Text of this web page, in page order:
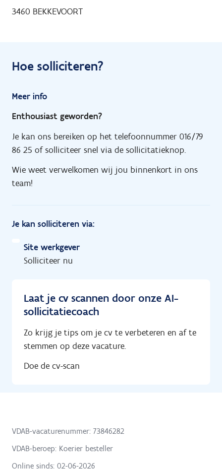
3460 BEKKEVOORT
Hoe solliciteren?
Meer info
Enthousiast geworden?
Je kan ons bereiken op het telefoonnummer 016/79
86 25 of solliciteer snel via de sollicitatieknop.
Wie weet verwelkomen wij jou binnenkort in ons
team!
Je kan solliciteren via:
Site werkgever
Solliciteer nu
Laat je cv scannen door onze AI-
sollicitatiecoach
Zo krijg je tips om je cv te verbeteren en af te
stemmen op deze vacature.
Doe de cv-scan
VDAB-vacaturenummer: 73846282
VDAB-beroep: Koerier besteller
Online sinds: 02-06-2026